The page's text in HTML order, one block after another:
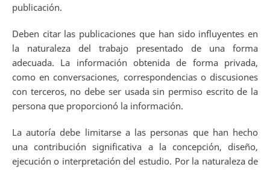
publicación.
Deben citar las publicaciones que han sido influyentes en
la naturaleza del trabajo presentado de una forma
adecuada. La información obtenida de forma privada,
como en conversaciones, correspondencias o discusiones
con terceros, no debe ser usada sin permiso escrito de la
persona que proporcionó la información.
La autoría debe limitarse a las personas que han hecho
una contribución significativa a la concepción, diseño,
ejecución o interpretación del estudio. Por la naturaleza de